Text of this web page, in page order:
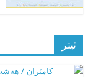
ئیتر